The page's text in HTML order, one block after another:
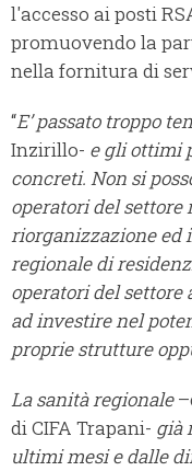
l'accesso ai posti
promuovendo la
nella fornitura di
“E’ passato troppo
Inzirillo- e gli ottimi
concreti. Non si
operatori del
riorganizzazione ed
regionale di
operatori del settore
ad investire nel
proprie strutture
La sanità regionale
di CIFA Trapani- già
ultimi mesi e dalle